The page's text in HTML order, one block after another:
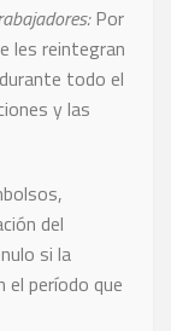
Por
les reintegran
todo el
y las
del
si la
el período que